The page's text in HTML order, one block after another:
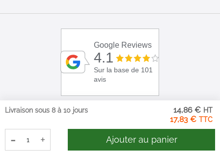
17,83 €
14,86 €
Livraison sous 8 à 10 jours
- + Ajouter au panier
Google Reviews
4.1
Sur la base de 101
avis